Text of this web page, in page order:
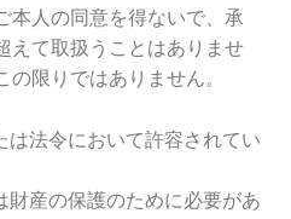
本人の同意を得ないで、承
えて取扱うことはありませ
限りではありません。
は法令において許容されてい
財産の保護のために必要があ